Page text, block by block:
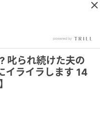
叱られ続けた夫の
イライラします 14